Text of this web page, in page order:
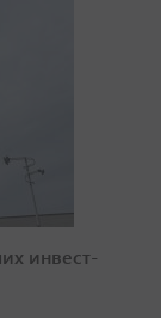
инвест-